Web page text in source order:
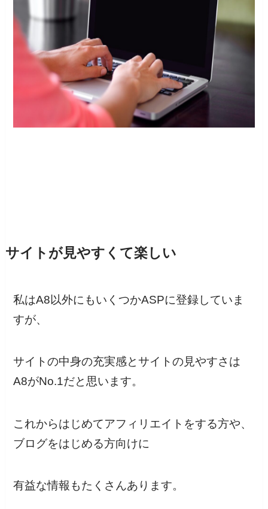
サイトが見やすくて楽しい
私はA8以外にもいくつかASPに登録していま
すが、
サイトの中身の充実感とサイトの見やすさは
A8がNo.1だと思います。
これからはじめてアフィリエイトをする方や、
ブログをはじめる方向けに
有益な情報もたくさんあります。